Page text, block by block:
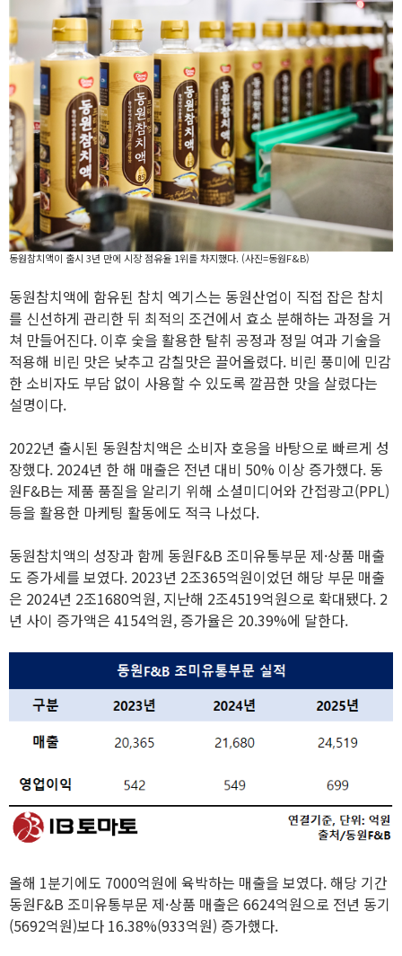
동원참치액이 출시 3년 만에 시장 점유율 1위를 차지했다. (사진=동원F&B)
동원참치액에 함유된 참치 엑기스는 동원산업이 직접 잡은 참치
를 신선하게 관리한 뒤 최적의 조건에서 효소 분해하는 과정을 거
쳐 만들어진다. 이후 숯을 활용한 탈취 공정과 정밀 여과 기술을
적용해 비린 맛은 낮추고 감칠맛은 끌어올렸다. 비린 풍미에 민감
한 소비자도 부담 없이 사용할 수 있도록 깔끔한 맛을 살렸다는
설명이다.
2022년 출시된 동원참치액은 소비자 호응을 바탕으로 빠르게 성
장했다. 2024년 한 해 매출은 전년 대비 50% 이상 증가했다. 동
원F&B는 제품 품질을 알리기 위해 소셜미디어와 간접광고(PPL)
등을 활용한 마케팅 활동에도 적극 나섰다.
동원참치액의 성장과 함께 동원F&B 조미유통부문 제·상품 매출
도 증가세를 보였다. 2023년 2조365억원이었던 해당 부문 매출
은 2024년 2조1680억원, 지난해 2조4519억원으로 확대됐다. 2
년 사이 증가액은 4154억원, 증가율은 20.39%에 달한다.
올해 1분기에도 7000억원에 육박하는 매출을 보였다. 해당 기간
동원F&B 조미유통부문 제·상품 매출은 6624억원으로 전년 동기
(5692억원)보다 16.38%(933억원) 증가했다.